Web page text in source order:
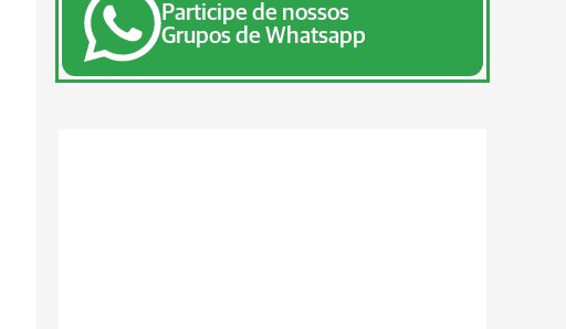
Participe de nossos
Grupos de Whatsapp